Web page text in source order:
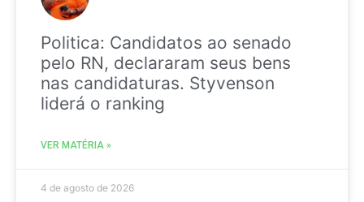
Politica: Candidatos ao senado
pelo RN, declararam seus bens
nas candidaturas. Styvenson
liderá o ranking
VER MATÉRIA »
4 de agosto de 2026